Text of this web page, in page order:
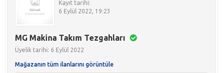
Kayıt tarihi:
6 Eylül 2022, 19:23
MG Makina Takım Tezgahları
Üyelik tarihi: 6 Eylül 2022
Mağazanın tüm ilanlarını görüntüle